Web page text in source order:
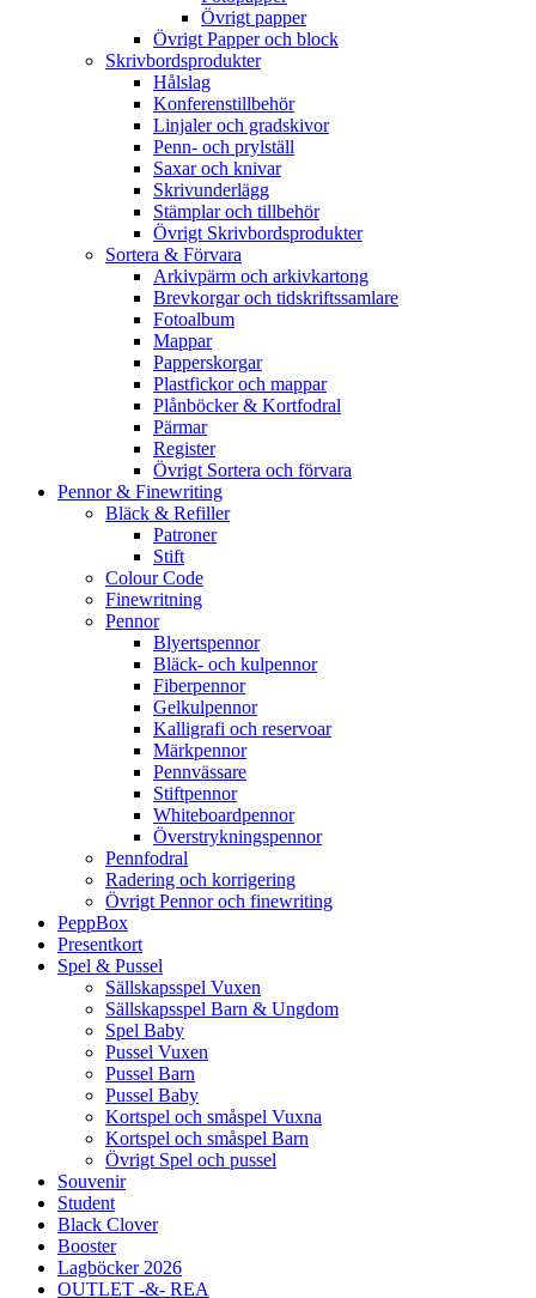
Övrigt papper
Övrigt Papper och block
Skrivbordsprodukter
Hålslag
Konferenstillbehör
Linjaler och gradskivor
Penn- och prylställ
Saxar och knivar
Skrivunderlägg
Stämplar och tillbehör
Övrigt Skrivbordsprodukter
Sortera & Förvara
Arkivpärm och arkivkartong
Brevkorgar och tidskriftssamlare
Fotoalbum
Mappar
Papperskorgar
Plastfickor och mappar
Plånböcker & Kortfodral
Pärmar
Register
Övrigt Sortera och förvara
Pennor & Finewriting
Bläck & Refiller
Patroner
Stift
Colour Code
Finewritning
Pennor
Blyertspennor
Bläck- och kulpennor
Fiberpennor
Gelkulpennor
Kalligrafi och reservoar
Märkpennor
Pennvässare
Stiftpennor
Whiteboardpennor
Överstrykningspennor
Pennfodral
Radering och korrigering
Övrigt Pennor och finewriting
PeppBox
Presentkort
Spel & Pussel
Sällskapsspel Vuxen
Sällskapsspel Barn & Ungdom
Spel Baby
Pussel Vuxen
Pussel Barn
Pussel Baby
Kortspel och småspel Vuxna
Kortspel och småspel Barn
Övrigt Spel och pussel
Souvenir
Student
Black Clover
Booster
Lagböcker 2026
OUTLET -&- REA